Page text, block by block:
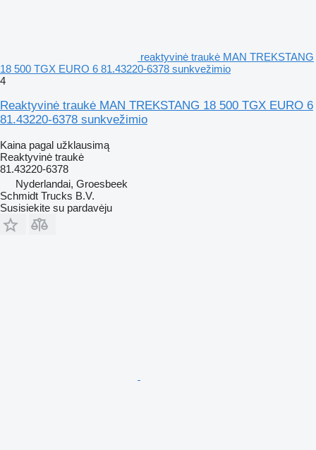
reaktyvinė traukė MAN TREKSTANG
18 500 TGX EURO 6 81.43220-6378 sunkvežimio
4
Reaktyvinė traukė MAN TREKSTANG 18 500 TGX EURO 6
81.43220-6378 sunkvežimio
Kaina pagal užklausimą
Reaktyvinė traukė
81.43220-6378
Nyderlandai, Groesbeek
Schmidt Trucks B.V.
Susisiekite su pardavėju